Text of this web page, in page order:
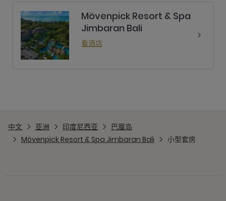
Mövenpick Resort & Spa
Jimbaran Bali
看酒店
中文 亚洲 印度尼西亚
巴厘岛
Mövenpick Resort & Spa Jimbaran Bali
小型套房